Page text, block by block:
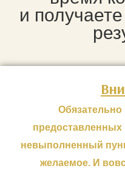
и
невыполненный
желаемое. И